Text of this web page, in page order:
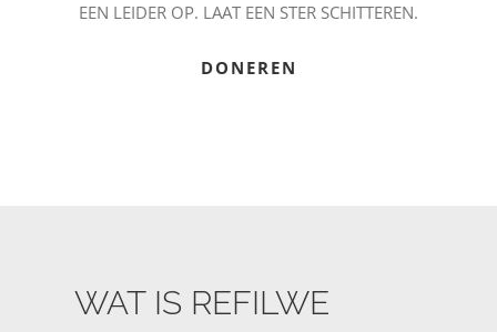
EEN LEIDER OP. LAAT EEN STER SCHITTEREN.
DONEREN
WAT IS REFILWE